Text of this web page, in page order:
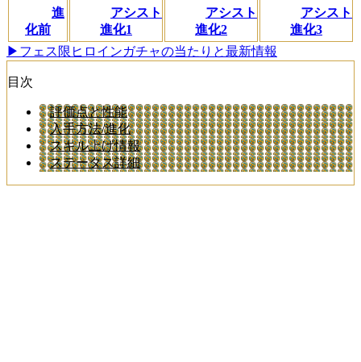
進
化前
アシスト
進化1
アシスト
進化2
アシスト
進化3
▶フェス限ヒロインガチャの当たりと最新情報
目次
評価点と性能
入手方法/進化
スキル上げ情報
ステータス詳細